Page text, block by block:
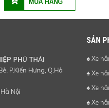
PHÚ THÁI
P.Kiến Hưng, Q.Hà
Nội
SẢN
♠ Xe
♠ Xe
♠ Xe
♠ Xe